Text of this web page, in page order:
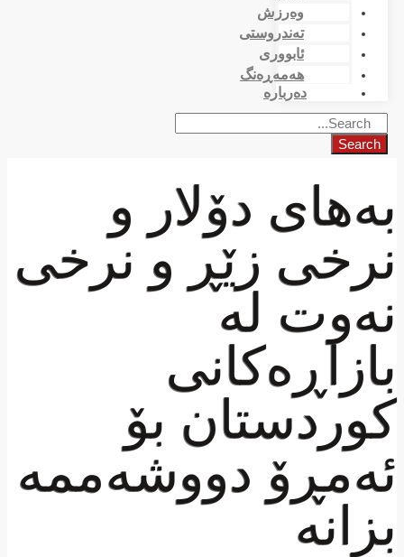
وەرزش
تەندروستی
ئابووری
هەمەڕەنگ
دەربارە
Search
بەهای دۆلار و
نرخی زێڕ و نرخی
نەوت لە
بازاڕەکانی
کوردستان بۆ
ئەمڕۆ دووشەممە
بزانە